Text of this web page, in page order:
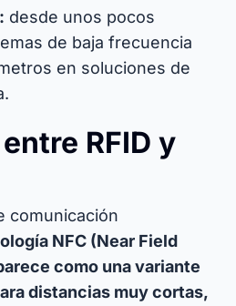
desde unos pocos
de baja frecuencia
en soluciones de
RFID y
comunicación
NFC (Near Field
como una variante
distancias muy cortas,